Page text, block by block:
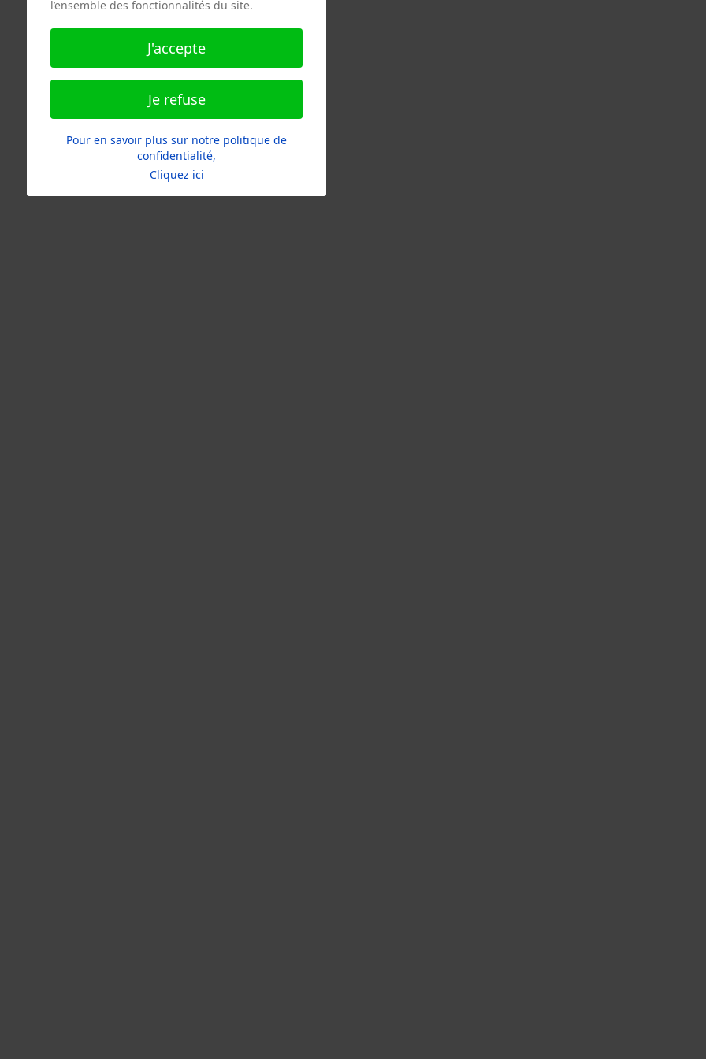
l’ensemble des fonctionnalités du site.
J'accepte
Je refuse
Pour en savoir plus sur notre politique de
confidentialité,
Cliquez ici